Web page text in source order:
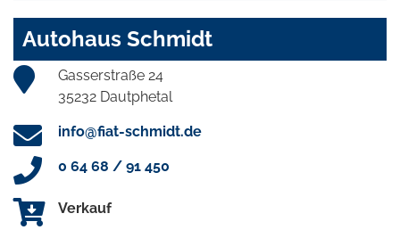
Autohaus Schmidt
Gasserstraße 24
35232 Dautphetal
info@fiat-schmidt.de
0 64 68 / 91 450
Verkauf